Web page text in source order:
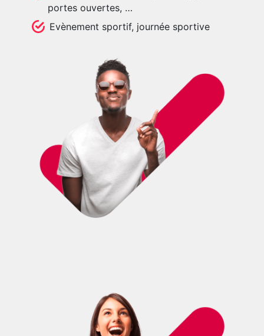
portes ouvertes, …
Evènement sportif, journée sportive